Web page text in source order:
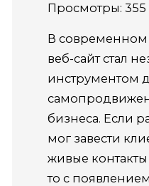
Просмотры: 355
В
веб-сайт стал
инструментом
бизнеса. Если
мог завести
живые
то с